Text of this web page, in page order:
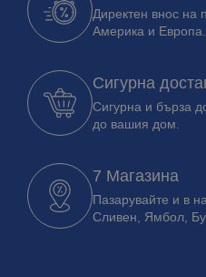
Директен внос на
Америка и Европа.
Сигурна
Сигурна и бърза
до вашия дом.
7 Магазина
Пазарувайте и в
Сливен, Ямбол,